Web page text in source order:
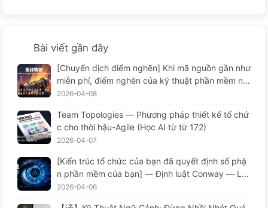
Bài viết gần đây
[Chuyển dịch điểm nghẽn] Khi mã nguồn gần như
miễn phí, điểm nghẽn của kỹ thuật phần mềm nằ
m ở đâu? Sự thay đổi trong kỹ thuật phần mềm t
2026-04-08
Team Topologies — Phương pháp thiết kế tổ chứ
c cho thời hậu-Agile (Học AI từ từ 172)
2026-04-07
[Kiến trúc tổ chức của bạn đã quyết định số phậ
n phần mềm của bạn] — Định luật Conway — Lu
ật quản lý bị đánh giá thấp suốt 56 năm Sự thay
2026-04-06